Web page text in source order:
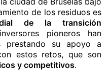
de los residuos es
de la transición
pioneros han
prestando su apoyo a
estos retos, que son
y competitivos.